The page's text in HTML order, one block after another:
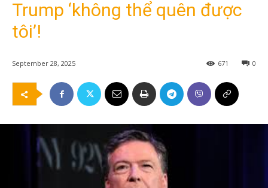
Trump ‘không thể quên được
tôi’!
September 28, 2025 0
671